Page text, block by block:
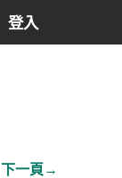
登入
下一頁→